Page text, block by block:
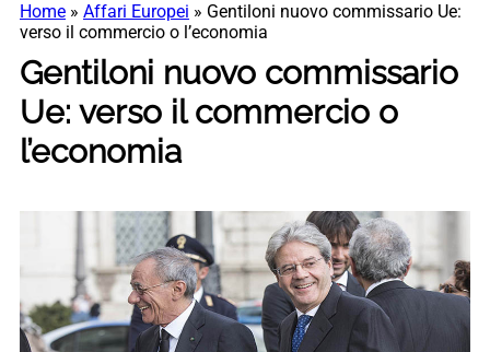
Home » Affari Europei » Gentiloni nuovo commissario Ue:
verso il commercio o l’economia
Gentiloni nuovo commissario
Ue: verso il commercio o
l’economia